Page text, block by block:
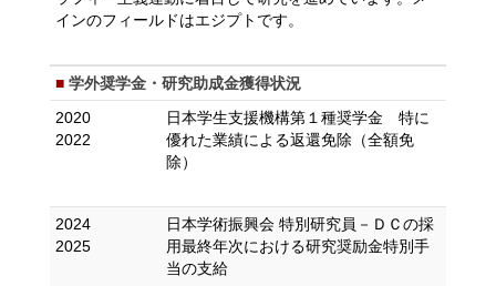
インのフィールドはエジプトです。
学外奨学金・研究助成金獲得状況
2020
2022
日本学生支援機構第１種奨学金 特に
優れた業績による返還免除（全額免
除）
2024
2025
日本学術振興会 特別研究員－ＤＣの採
用最終年次における研究奨励金特別手
当の支給